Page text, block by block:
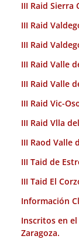
III Raid Sierra
III Raid
III Raid
III Raid Valle
III Raid Valle
III Raid Vic-
III Raid Vlla
III Raod Valle
III Taid de
III Taid El
Información
Inscritos en
Zaragoza.